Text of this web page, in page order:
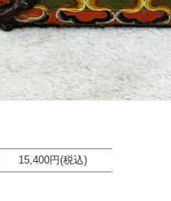
15,400円(税込)